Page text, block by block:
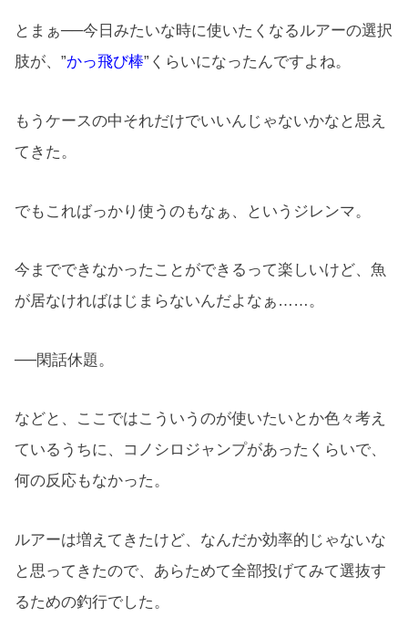
とまぁ──今日みたいな時に使いたくなるルアーの選択
肢が、”かっ飛び棒”くらいになったんですよね。
もうケースの中それだけでいいんじゃないかなと思え
てきた。
でもこればっかり使うのもなぁ、というジレンマ。
今までできなかったことができるって楽しいけど、魚
が居なければはじまらないんだよなぁ……。
──閑話休題。
などと、ここではこういうのが使いたいとか色々考え
ているうちに、コノシロジャンプがあったくらいで、
何の反応もなかった。
ルアーは増えてきたけど、なんだか効率的じゃないな
と思ってきたので、あらためて全部投げてみて選抜す
るための釣行でした。